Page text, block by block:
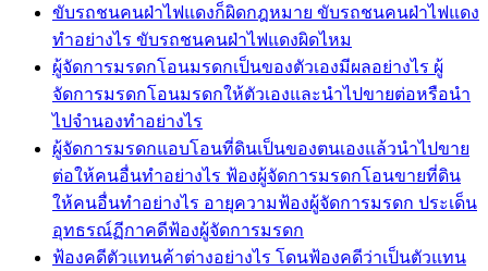
ขับรถชนคนฝ่าไฟแดงก็ผิดกฎหมาย ขับรถชนคนฝ่าไฟแดง
ทำอย่างไร ขับรถชนคนฝ่าไฟแดงผิดไหม
ผู้จัดการมรดกโอนมรดกเป็นของตัวเองมีผลอย่างไร ผู้
จัดการมรดกโอนมรดกให้ตัวเองและนำไปขายต่อหรือนำ
ไปจำนองทำอย่างไร
ผู้จัดการมรดกแอบโอนที่ดินเป็นของตนเองแล้วนำไปขาย
ต่อให้คนอื่นทำอย่างไร ฟ้องผู้จัดการมรดกโอนขายที่ดิน
ให้คนอื่นทำอย่างไร อายุความฟ้องผู้จัดการมรดก ประเด็น
อุทธรณ์ฏีกาคดีฟ้องผู้จัดการมรดก
ฟ้องคดีตัวแทนค้าต่างอย่างไร โดนฟ้องคดีว่าเป็นตัวแทน